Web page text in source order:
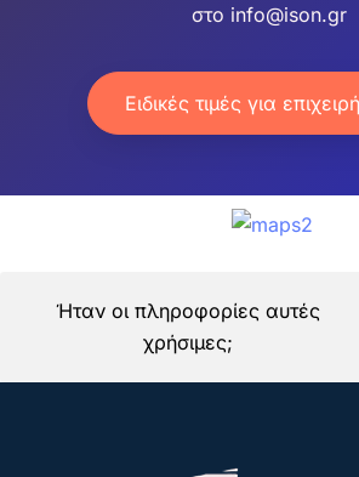
στο info@ison.gr
Ειδικές τιμές για
Ήταν οι πληροφορίες αυτές
χρήσιμες;